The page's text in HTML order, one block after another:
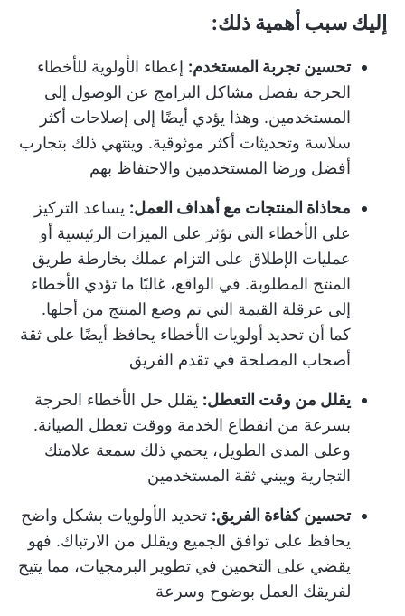
إليك سبب أهمية ذلك:
تحسين تجربة المستخدم: إعطاء الأولوية للأخطاء
الحرجة يفصل مشاكل البرامج عن الوصول إلى
المستخدمين. وهذا يؤدي أيضًا إلى إصلاحات أكثر
سلاسة وتحديثات أكثر موثوقية. وينتهي ذلك بتجارب
أفضل ورضا المستخدمين والاحتفاظ بهم
محاذاة المنتجات مع أهداف العمل: يساعد التركيز
على الأخطاء التي تؤثر على الميزات الرئيسية أو
عمليات الإطلاق على التزام عملك بخارطة طريق
المنتج المطلوبة. في الواقع، غالبًا ما تؤدي الأخطاء
إلى عرقلة القيمة التي تم وضع المنتج من أجلها.
كما أن تحديد أولويات الأخطاء يحافظ أيضًا على ثقة
أصحاب المصلحة في تقدم الفريق
يقلل من وقت التعطل: يقلل حل الأخطاء الحرجة
بسرعة من انقطاع الخدمة ووقت تعطل الصيانة.
وعلى المدى الطويل، يحمي ذلك سمعة علامتك
التجارية ويبني ثقة المستخدمين
تحسين كفاءة الفريق: تحديد الأولويات بشكل واضح
يحافظ على توافق الجميع ويقلل من الارتباك. فهو
يقضي على التخمين في تطوير البرمجيات، مما يتيح
لفريقك العمل بوضوح وسرعة